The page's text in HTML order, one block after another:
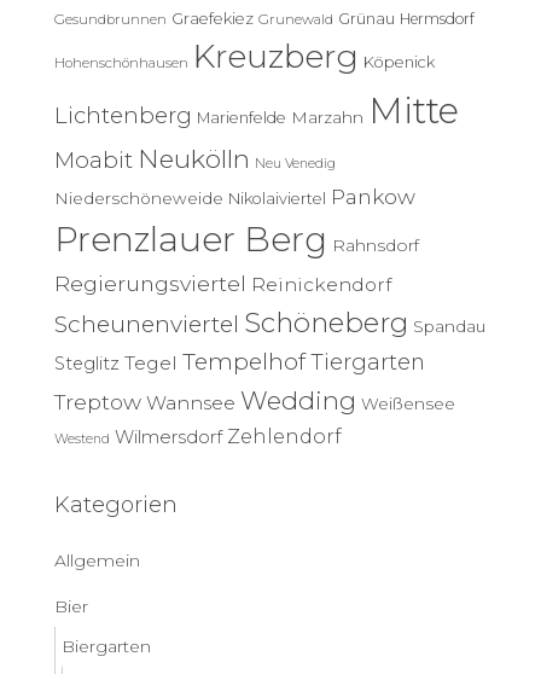
Gesundbrunnen Graefekiez Grunewald Grünau Hermsdorf
Hohenschönhausen Kreuzberg Köpenick
Lichtenberg Marienfelde Marzahn Mitte
Moabit Neukölln Neu Venedig
Niederschöneweide Nikolaiviertel Pankow
Prenzlauer Berg Rahnsdorf
Regierungsviertel Reinickendorf
Scheunenviertel Schöneberg Spandau
Steglitz Tegel TempelhofTiergarten
Treptow Wannsee Wedding Weißensee
Westend Wilmersdorf Zehlendorf
Kategorien
Allgemein
Bier
Biergarten